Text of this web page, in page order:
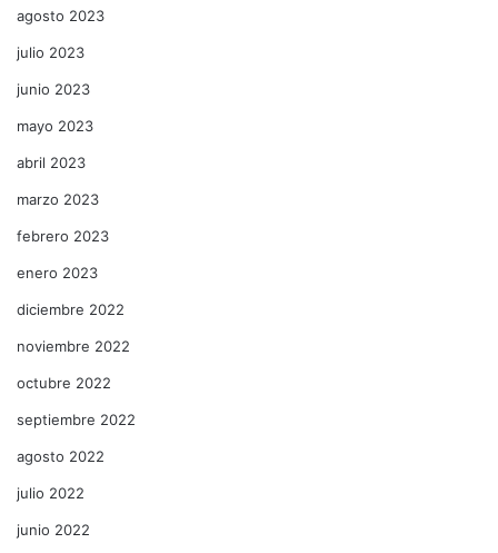
agosto 2023
julio 2023
junio 2023
mayo 2023
abril 2023
marzo 2023
febrero 2023
enero 2023
diciembre 2022
noviembre 2022
octubre 2022
septiembre 2022
agosto 2022
julio 2022
junio 2022